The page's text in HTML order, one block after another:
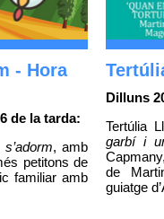
- Hora
de la tarda:
, amb
petitons de
familiar amb
Dilluns
Tertúlia
garbí i
de
guiatge